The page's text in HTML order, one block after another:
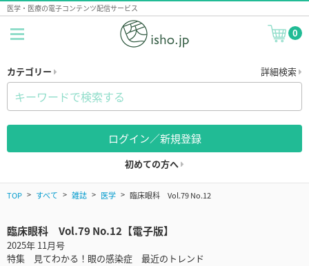
医学・医療の電子コンテンツ配信サービス
0
カテゴリー 詳細検索
ログイン／新規登録
初めての方へ
TOP すべて 雑誌 医学 臨床眼科 Vol.79 No.12
臨床眼科 Vol.79 No.12【電子版】
2025年 11月号
特集 見てわかる！眼の感染症 最近のトレンド